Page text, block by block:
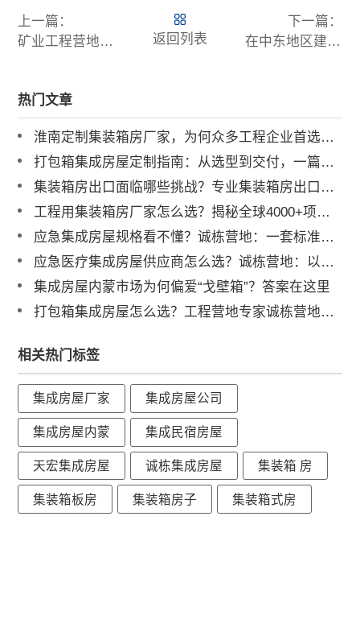
上一篇：
矿业工程营地的选址需要考虑哪些因素？
返回列表
下一篇：
在中东地区建设工程营地需要注意什么？
热门文章
淮南定制集装箱房厂家，为何众多工程企业首选诚栋营地？
打包箱集成房屋定制指南：从选型到交付，一篇讲透
集装箱房出口面临哪些挑战？专业集装箱房出口流程与解决方案全解析
工程用集装箱房厂家怎么选？揭秘全球4000+项目背后的实力品牌
应急集成房屋规格看不懂？诚栋营地：一套标准，多重保障，定义行业品质标杆
应急医疗集成房屋供应商怎么选？诚栋营地：以专业产品守护生命防线，赋能高效应急响应
集成房屋内蒙市场为何偏爱“戈壁箱”？答案在这里
打包箱集成房屋怎么选？工程营地专家诚栋营地揭秘：品质与解决方案是关键
相关热门标签
集成房屋厂家 集成房屋公司
集成房屋内蒙 集成民宿房屋
天宏集成房屋 诚栋集成房屋 集装箱 房
集装箱板房 集装箱房子 集装箱式房